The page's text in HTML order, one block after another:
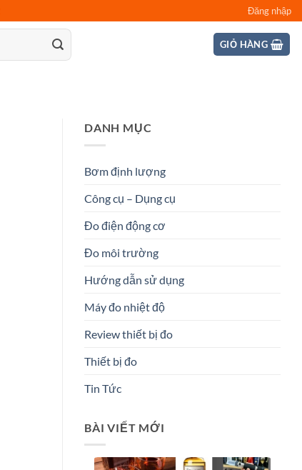
Đăng nhập
GIỎ HÀNG
DANH MỤC
Bơm định lượng
Công cụ – Dụng cụ
Đo điện động cơ
Đo môi trường
Hướng dẫn sử dụng
Máy đo nhiệt độ
Review thiết bị đo
Thiết bị đo
Tin Tức
BÀI VIẾT MỚI